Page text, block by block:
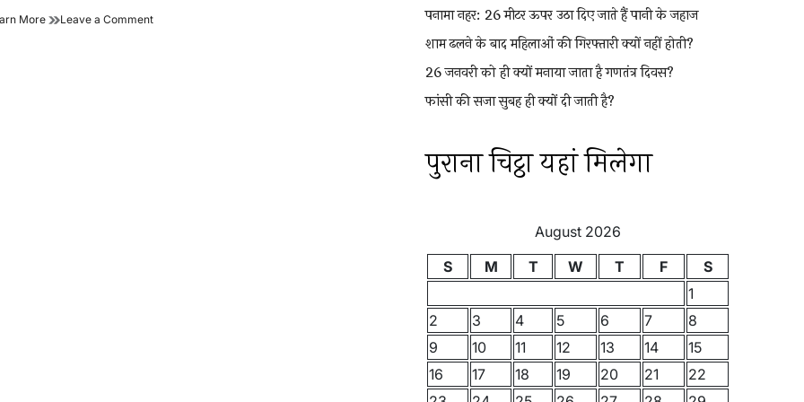
More जलLeave a Commenton
पनामा नहर: 26 मीटर ऊपर उठा दिए जाते हैं पानी के जहाज
शाम ढलने के बाद महिलाओं की गिरफ्तारी क्यों नहीं होती?
26 जनवरी को ही क्यों मनाया जाता है गणतंत्र दिवस?
फांसी की सजा सुबह ही क्यों दी जाती है?
पुराना चिट्ठा यहां मिलेगा
August 2026
S
M T W T F
S
1
2
3 4 5 6 7
8
9
10 11 12 13 14
15
16
17 18 19 20 21
22